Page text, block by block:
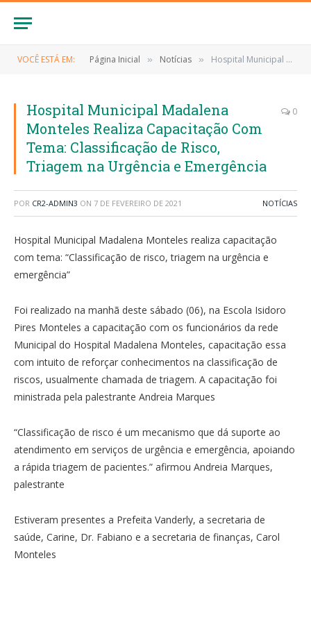
VOCÊ ESTÁ EM: Página Inicial » Notícias » Hospital Municipal Madalena Monteles Realiza Capacitação Com Tema: Classificação de Risco, Triagem na Urgência e Emergência
Hospital Municipal Madalena
Monteles Realiza Capacitação Com
Tema: Classificação de Risco,
Triagem na Urgência e Emergência
0
POR CR2-ADMIN3 ON 7 DE FEVEREIRO DE 2021 NOTÍCIAS
Hospital Municipal Madalena Monteles realiza capacitação
com tema: “Classificação de risco, triagem na urgência e
emergência”
Foi realizado na manhã deste sábado (06), na Escola Isidoro
Pires Monteles a capacitação com os funcionários da rede
Municipal do Hospital Madalena Monteles, capacitação essa
com intuito de reforçar conhecimentos na classificação de
riscos, usualmente chamada de triagem. A capacitação foi
ministrada pela palestrante Andreia Marques
“Classificação de risco é um mecanismo que dá suporte ao
atendimento em serviços de urgência e emergência, apoiando
a rápida triagem de pacientes.” afirmou Andreia Marques,
palestrante
Estiveram presentes a Prefeita Vanderly, a secretaria de
saúde, Carine, Dr. Fabiano e a secretaria de finanças, Carol
Monteles